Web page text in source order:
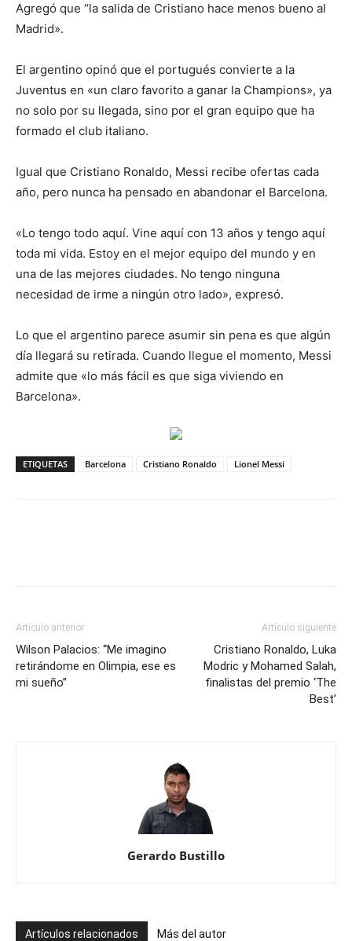
Agregó que “la salida de Cristiano hace menos bueno al
Madrid».
El argentino opinó que el portugués convierte a la
Juventus en «un claro favorito a ganar la Champions», ya
no solo por su llegada, sino por el gran equipo que ha
formado el club italiano.
Igual que Cristiano Ronaldo, Messi recibe ofertas cada
año, pero nunca ha pensado en abandonar el Barcelona.
«Lo tengo todo aquí. Vine aquí con 13 años y tengo aquí
toda mi vida. Estoy en el mejor equipo del mundo y en
una de las mejores ciudades. No tengo ninguna
necesidad de irme a ningún otro lado», expresó.
Lo que el argentino parece asumir sin pena es que algún
día llegará su retirada. Cuando llegue el momento, Messi
admite que «lo más fácil es que siga viviendo en
Barcelona».
ETIQUETAS Barcelona Cristiano Ronaldo Lionel Messi
Artículo anterior
Wilson Palacios: “Me imagino
retirándome en Olimpia, ese es
mi sueño”
Artículo siguiente
Cristiano Ronaldo, Luka
Modric y Mohamed Salah,
finalistas del premio ‘The
Best’
Gerardo Bustillo
Artículos relacionados Más del autor